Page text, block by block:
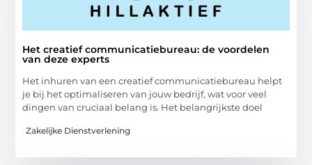
Het creatief communicatiebureau: de voordelen
van deze experts
Het inhuren van een creatief communicatiebureau helpt
je bij het optimaliseren van jouw bedrijf, wat voor veel
dingen van cruciaal belang is. Het belangrijkste doel
Zakelijke Dienstverlening